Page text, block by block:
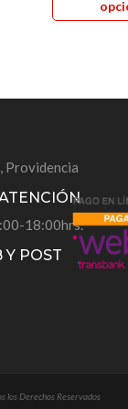
Providencia
18:00hrs.
Y POST
los Derechos Reservados